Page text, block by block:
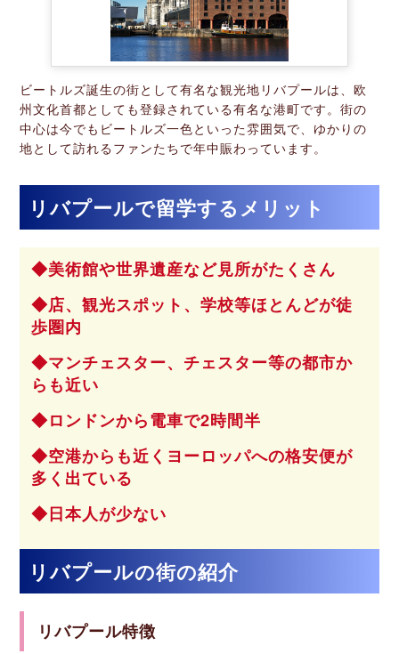
ビートルズ誕生の街として有名な観光地リバプールは、欧
州文化首都としても登録されている有名な港町です。街の
中心は今でもビートルズ一色といった雰囲気で、ゆかりの
地として訪れるファンたちで年中賑わっています。
リバプールで留学するメリット
美術館や世界遺産など見所がたくさん
店、観光スポット、学校等ほとんどが徒
歩圏内
マンチェスター、チェスター等の都市か
らも近い
ロンドンから電車で2時間半
空港からも近くヨーロッパへの格安便が
多く出ている
日本人が少ない
リバプールの街の紹介
リバプール特徴